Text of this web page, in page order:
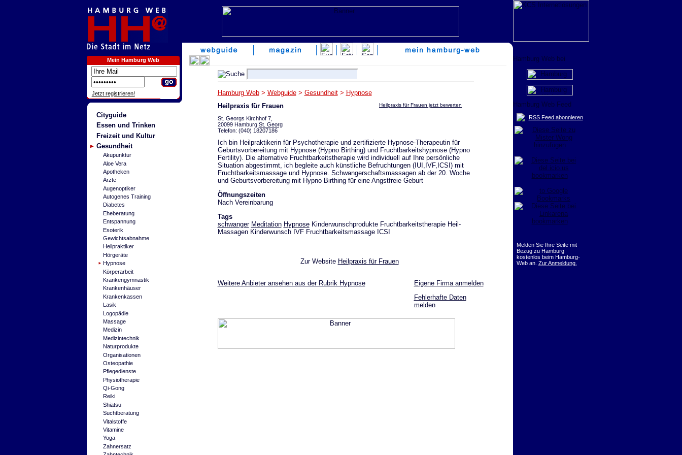
Mein Hamburg Web
Jetzt registrieren!
Cityguide
Essen und Trinken
Freizeit und Kultur
Gesundheit
Akupunktur
Aloe Vera
Apotheken
Ärzte
Augenoptiker
Autogenes Training
Diabetes
Eheberatung
Entspannung
Esoterik
Gewichtsabnahme
Heilpraktiker
Hörgeräte
Hypnose
Körperarbeit
Krankengymnastik
Krankenhäuser
Krankenkassen
Lasik
Logopädie
Massage
Medizin
Medizintechnik
Naturprodukte
Organisationen
Osteopathie
Pflegedienste
Physiotherapie
Qi-Gong
Reiki
Shiatsu
Suchtberatung
Vitalstoffe
Vitamine
Yoga
Zahnersatz
Hamburg Web> Webguide> Gesundheit> Hypnose
Heilpraxis für Frauen jetzt bewerten
Heilpraxis für Frauen
St. Georgs Kirchhof 7,
20099 Hamburg St. Georg
Telefon: (040) 18207186
Ich bin Heilpraktikerin für Psychotherapie und zertifizierte Hypnose-Therapeutin für
Geburtsvorbereitung mit Hypnose (Hypno Birthing) und Fruchtbarkeitshypnose (Hypno
Fertility). Die alternative Fruchtbarkeitstherapie wird individuell auf Ihre persönliche
Situation abgestimmt, ich begleite auch künstliche Befruchtungen (IUI,IVF,ICSI) mit
Fruchtbarkeitsmassage und Hypnose. Schwangerschaftsmassagen ab der 20. Woche
und Geburtsvorbereitung mit Hypno Birthing für eine Angstfreie Geburt
Öffnungszeiten
Nach Vereinbarung
Tags
schwanger Meditation HypnoseKinderwunschprodukte Fruchtbarkeitstherapie Heil-
Massagen Kinderwunsch IVF Fruchtbarkeitsmassage ICSI
Zur Website Heilpraxis für Frauen
Weitere Anbieter ansehen aus der Rubrik Hypnose
Eigene Firma anmelden
Fehlerhafte Daten
melden
RSS Feed abonnieren
Melden Sie Ihre Seite mit
Bezug zu Hamburg
kostenlos beim Hamburg-
Web an. Zur Anmeldung.